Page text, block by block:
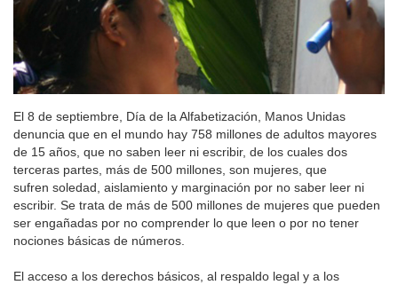
El 8 de septiembre, Día de la Alfabetización, Manos Unidas
denuncia que en el mundo hay 758 millones de adultos mayores
de 15 años, que no saben leer ni escribir, de los cuales dos
terceras partes, más de 500 millones, son mujeres, que
sufren soledad, aislamiento y marginación por no saber leer ni
escribir. Se trata de más de 500 millones de mujeres que pueden
ser engañadas por no comprender lo que leen o por no tener
nociones básicas de números.
El acceso a los derechos básicos, al respaldo legal y a los